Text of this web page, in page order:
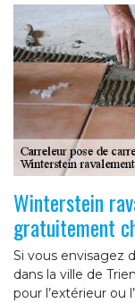
Winterstein
gratuitement
Si vous envisagez
dans la ville de
pour l’extérieur ou